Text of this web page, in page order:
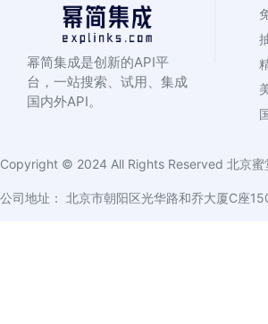
幂简集成是创新的API平
台，一站搜索、试用、集成
国内外API。
Copyright © 2024 All Rights Reserved 北京蜜
公司地址： 北京市朝阳区光华路和乔大厦C座